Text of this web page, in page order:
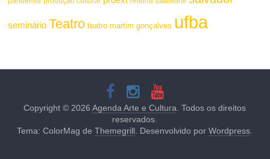
seminário Teatro teatro martim gonçalves ufba
Copyright © 2026Agenda Arte e Cultura . Todos os direitos
reservados.
Tema: ColorMag deThemegrill . Desenvolvido porWordpress